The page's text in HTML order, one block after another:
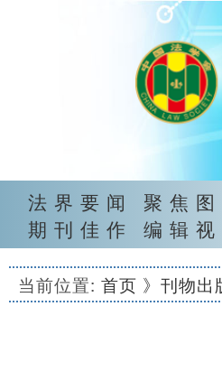
法界要闻 聚焦图
期刊佳作
编辑视
当前位置: 首页 》刊物出